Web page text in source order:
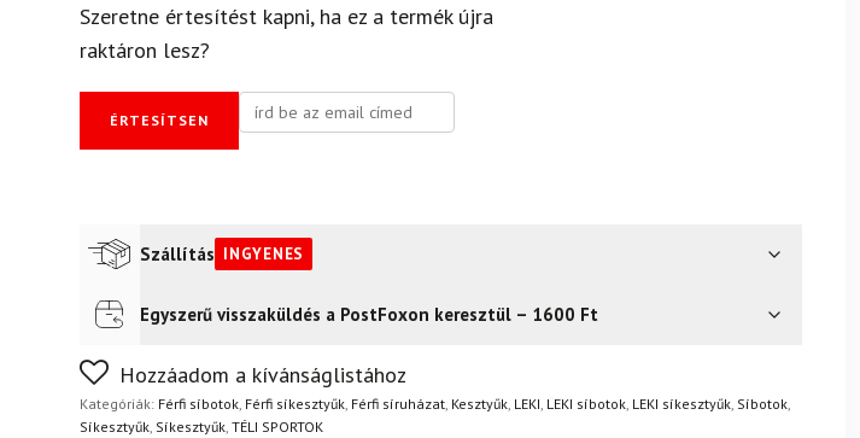
Szeretne értesítést kapni, ha ez a termék újra
raktáron lesz?
ÉRTESÍTSEN
Szállítás INGYENES
Futár a címreIngyenes
Egyszerű visszaküldés a PostFoxon keresztül – 1600 Ft
Nem biztos a választásában? Semmi gond – a terméket egyszerűen visszaküldheti 14
napon belül, indoklás nélkül.Mik a visszaküldés feltételei?
Hozzáadom a kívánságlistához
Kategóriák: Férfi síbotok, Férfi síkesztyűk, Férfi síruházat, Kesztyűk, LEKI LEKI síbotok, LEKI síkesztyűk, Síbotok,
Síkesztyűk, Síkesztyűk, TÉLI SPORTOK